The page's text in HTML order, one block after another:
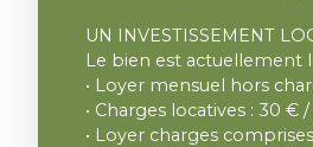
UN INVESTISSEMENT
Le bien est actuellement
• Loyer mensuel hors
• Charges locatives : 30 €
• Loyer charges